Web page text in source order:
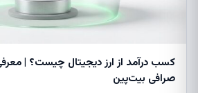
کسب درآمد از ارز دیجیتال چیست؟ |
صرافی بیت‌پین